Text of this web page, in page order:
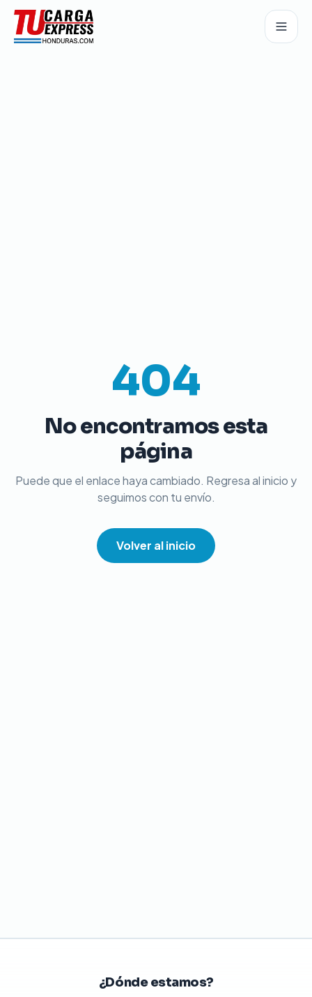
404
No encontramos esta
página
Puede que el enlace haya cambiado. Regresa al inicio y
seguimos con tu envío.
Volver al inicio
¿Dónde estamos?